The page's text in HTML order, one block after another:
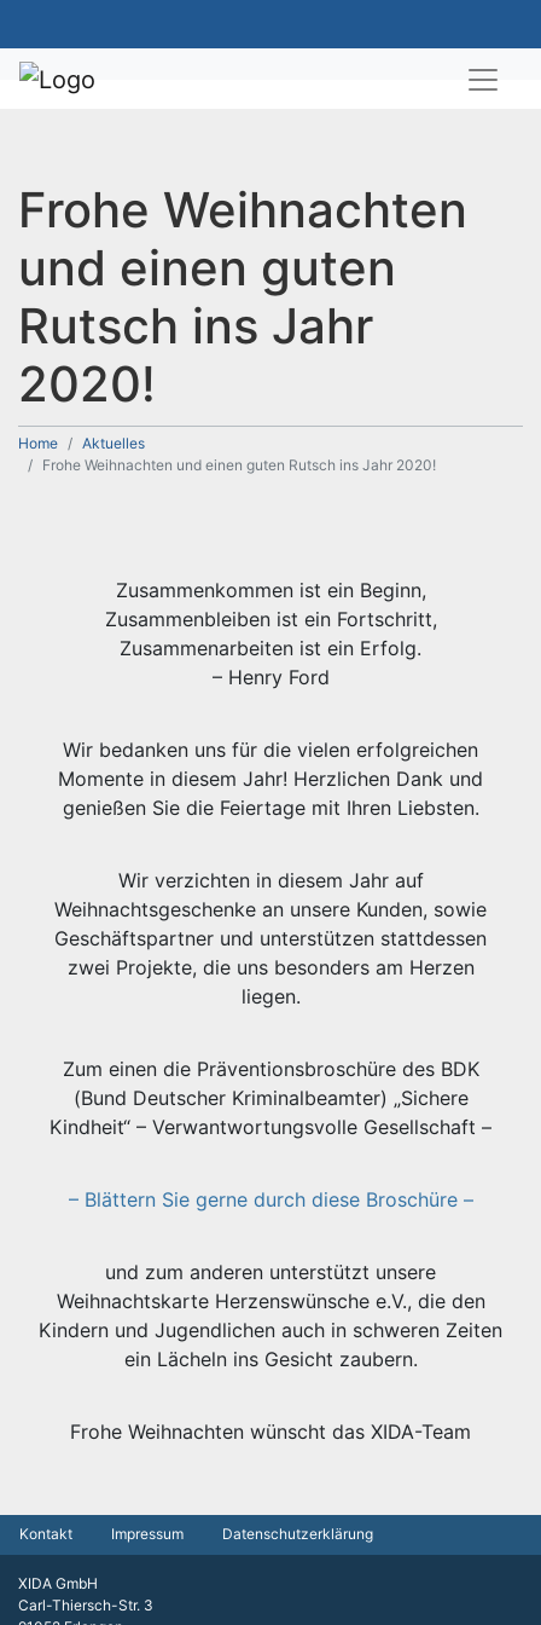
Frohe Weihnachten
und einen guten
Rutsch ins Jahr
2020!
Home
Aktuelles
Frohe Weihnachten und einen guten Rutsch ins Jahr 2020!
Zusammenkommen ist ein Beginn,
Zusammenbleiben ist ein Fortschritt,
Zusammenarbeiten ist ein Erfolg.
– Henry Ford
Wir bedanken uns für die vielen erfolgreichen
Momente in diesem Jahr! Herzlichen Dank und
genießen Sie die Feiertage mit Ihren Liebsten.
Wir verzichten in diesem Jahr auf
Weihnachtsgeschenke an unsere Kunden, sowie
Geschäftspartner und unterstützen stattdessen
zwei Projekte, die uns besonders am Herzen
liegen.
Zum einen die Präventionsbroschüre des BDK
(Bund Deutscher Kriminalbeamter) „Sichere
Kindheit“ – Verwantwortungsvolle Gesellschaft –
– Blättern Sie gerne durch diese Broschüre –
und zum anderen unterstützt unsere
Weihnachtskarte Herzenswünsche e.V., die den
Kindern und Jugendlichen auch in schweren Zeiten
ein Lächeln ins Gesicht zaubern.
Frohe Weihnachten wünscht das XIDA-Team
Kontakt Impressum Datenschutzerklärung
XIDA GmbH
Carl-Thiersch-Str. 3